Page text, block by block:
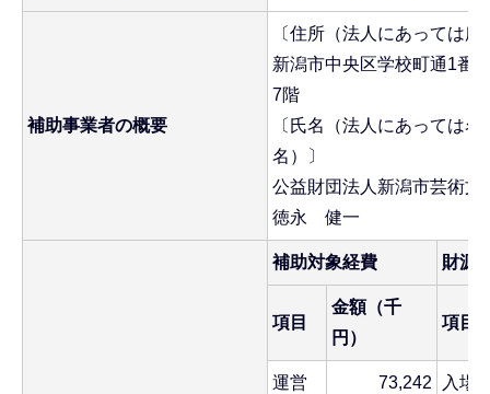
補助事業者の概要
〔住所（法人にあっては所
新潟市中央区学校町通1番
7階
〔氏名（法人にあっては
名）〕
公益財団法人新潟市芸術
徳永 健一
補助対象経費 財源
項目
金額（千
円）
項目
運営
73,242 入場